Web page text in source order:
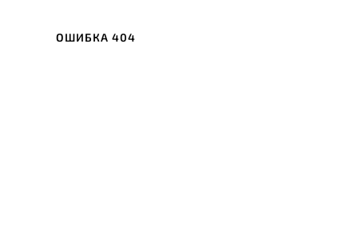
ОШИБКА 404